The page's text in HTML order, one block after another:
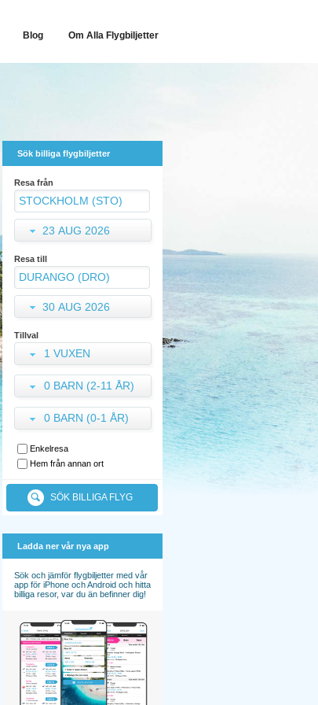
Blog Om Alla Flygbiljetter
Sök billiga flygbiljetter
Resa från
23 AUG 2026
Resa till
30 AUG 2026
Tillval
1 VUXEN
0 BARN (2-11 ÅR)
0 BARN (0-1 ÅR)
Enkelresa
Hem från annan ort
SÖK BILLIGA FLYG
Ladda ner vår nya app
Sök och jämför flygbiljetter med vår
app för iPhone och Android och hitta
billiga resor, var du än befinner dig!